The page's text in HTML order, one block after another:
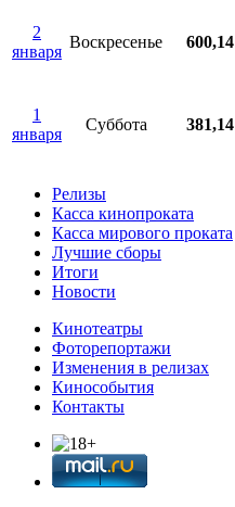
2
января
Воскресенье 600,14
1
января
Суббота 381,14
Релизы
Касса кинопроката
Касса мирового проката
Лучшие сборы
Итоги
Новости
Кинотеатры
Фоторепортажи
Изменения в релизах
Кинособытия
Контакты